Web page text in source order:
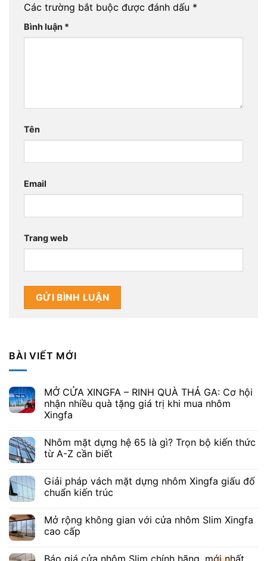
Các trường bắt buộc được đánh dấu *
Bình luận *
Tên
Email
Trang web
BÀI VIẾT MỚI
MỞ CỬA XINGFA – RINH QUÀ THẢ GA: Cơ hội
nhận nhiều quà tặng giá trị khi mua nhôm
Xingfa
Nhôm mặt dựng hệ 65 là gì? Trọn bộ kiến thức
từ A-Z cần biết
Giải pháp vách mặt dựng nhôm Xingfa giấu đố
chuẩn kiến trúc
Mở rộng không gian với cửa nhôm Slim Xingfa
cao cấp